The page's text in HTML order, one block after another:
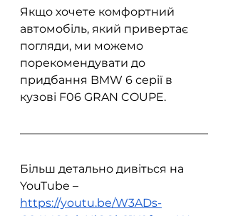
Якщо хочете комфортний
автомобіль, який привертає
погляди, ми можемо
порекомендувати до
придбання BMW 6 серії в
кузові F06 GRAN COUPE.
Більш детально дивіться на
YouTube –
https://youtu.be/W3ADs-